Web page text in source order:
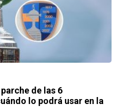
de las 6
lo podrá usar en la